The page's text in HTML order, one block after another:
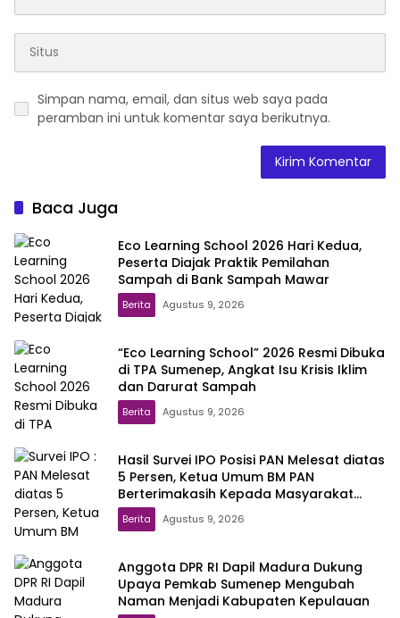
Simpan nama, email, dan situs web saya pada
peramban ini untuk komentar saya berikutnya.
Baca Juga
Eco Learning School 2026 Hari Kedua,
Peserta Diajak Praktik Pemilahan
Sampah di Bank Sampah Mawar
Berita Agustus 9, 2026
“Eco Learning School” 2026 Resmi Dibuka
di TPA Sumenep, Angkat Isu Krisis Iklim
dan Darurat Sampah
Berita Agustus 9, 2026
Hasil Survei IPO Posisi PAN Melesat diatas
5 Persen, Ketua Umum BM PAN
Berterimakasih Kepada Masyarakat
Indonesia
Berita Agustus 9, 2026
Anggota DPR RI Dapil Madura Dukung
Upaya Pemkab Sumenep Mengubah
Naman Menjadi Kabupaten Kepulauan